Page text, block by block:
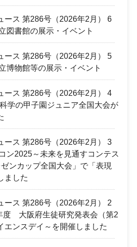
ース 第286号（2026年2月） 6
図書館の展示・イベント
ース 第286号（2026年2月） 5
博物館等の展示・イベント
ース 第286号（2026年2月） 4
学の甲子園ジュニア全国大会が
ース 第286号（2026年2月） 3
ン2025～未来を見通すコンテス
ゼンカップ全国大会」で「表現
ました
ース 第286号（2026年2月） 2
度 大阪府生徒研究発表会（第2
エンスデイ～を開催しました